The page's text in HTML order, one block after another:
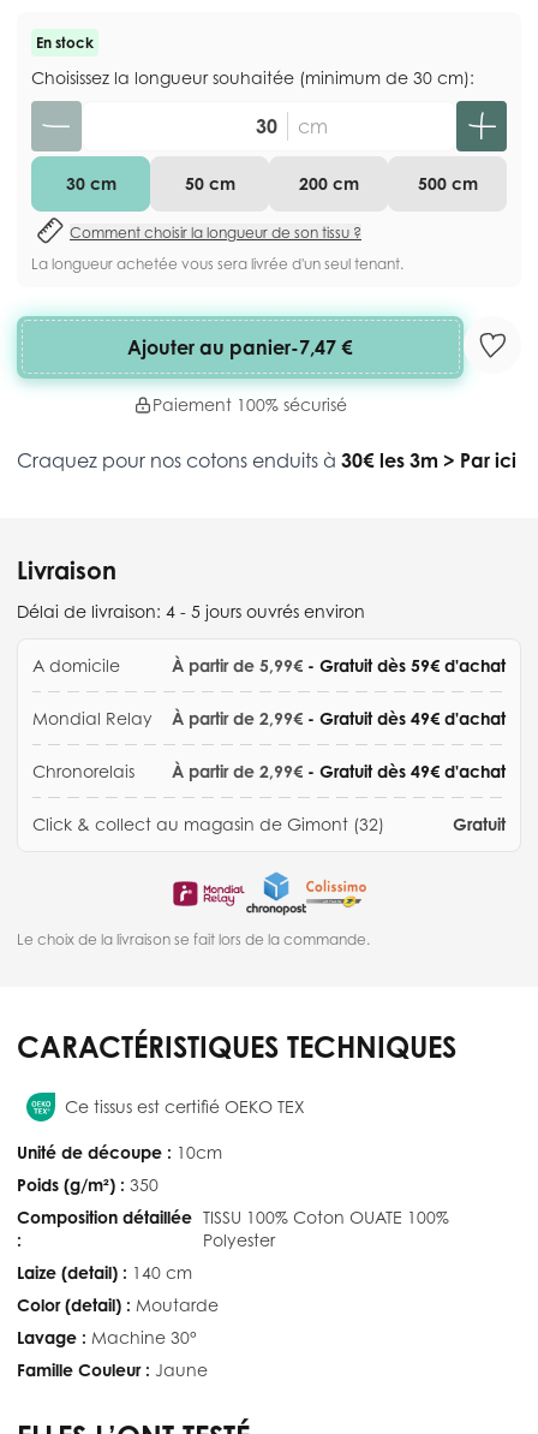
En stock
Choisissez la longueur souhaitée (minimum de 30 cm):
cm
30 cm 50 cm 200 cm 500 cm
Comment choisir la longueur de son tissu ?
La longueur achetée vous sera livrée d'un seul tenant.
Ajouter au panier-7,47 €
Paiement 100% sécurisé
Craquez pour nos cotons enduits à 30€ les 3m > Par ici
Livraison
Délai de livraison: 4 - 5 jours ouvrés environ
A domicile À partir de 5,99€ - Gratuit dès 59€ d'achat
Mondial Relay À partir de 2,99€ - Gratuit dès 49€ d'achat
Chronorelais À partir de 2,99€ - Gratuit dès 49€ d'achat
Click & collect au magasin de Gimont (32) Gratuit
Le choix de la livraison se fait lors de la commande.
CARACTÉRISTIQUES TECHNIQUES
Ce tissus est certifié OEKO TEX
Unité de découpe : 10cm
Poids (g/m²) : 350
Composition détaillée
:
TISSU 100% Coton OUATE 100%
Polyester
Laize (detail) : 140 cm
Color (detail) : Moutarde
Lavage : Machine 30°
Famille Couleur : Jaune